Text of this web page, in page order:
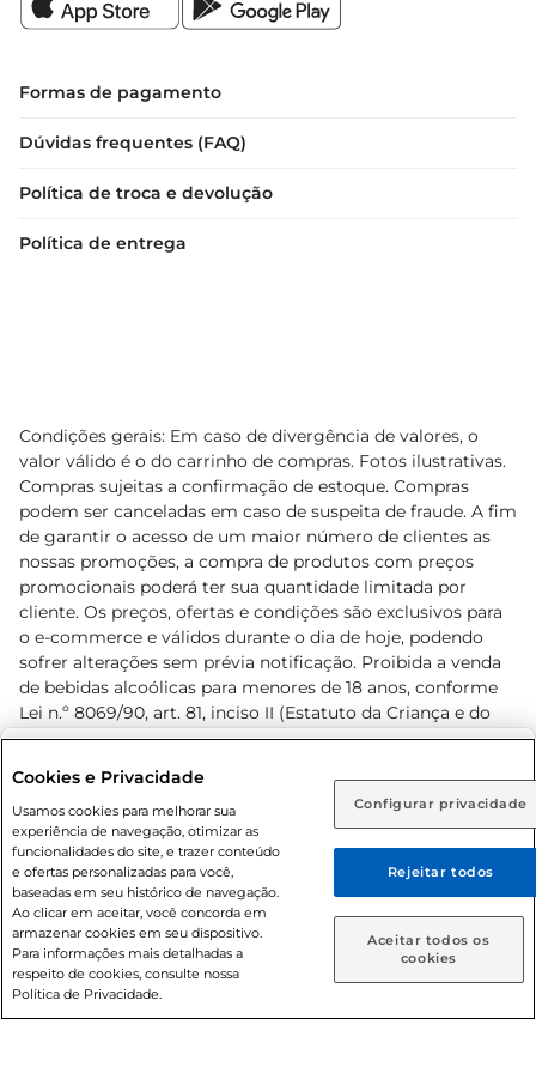
Rio de Janeiro (RJ) Goiás (GO)
Ou
Caso queira comprar online, informe como deseja receber
suas compras:
Entrega em casa Retire em Loja
Formas de pagamento
Dúvidas frequentes (FAQ)
Política de troca e devolução
Política de entrega
Condições gerais: Em caso de divergência de valores, o
valor válido é o do carrinho de compras. Fotos ilustrativas.
Compras sujeitas a confirmação de estoque. Compras
podem ser canceladas em caso de suspeita de fraude. A fim
de garantir o acesso de um maior número de clientes as
nossas promoções, a compra de produtos com preços
promocionais poderá ter sua quantidade limitada por
cliente. Os preços, ofertas e condições são exclusivos para
o e-commerce e válidos durante o dia de hoje, podendo
sofrer alterações sem prévia notificação. Proibida a venda
de bebidas alcoólicas para menores de 18 anos, conforme
Lei n.º 8069/90, art. 81, inciso II (Estatuto da Criança e do
Adolescente). Preços e condições exclusivos para o
prévio. O valor mínimo para as compras on-line é de R$
80,00.
© 2026 Copyright. Todos os direitos
reservados Prezunic.
Cookies e Privacidade
Usamos cookies para melhorar sua
experiência de navegação, otimizar as
funcionalidades do site, e trazer conteúdo
e ofertas personalizadas para você,
baseadas em seu histórico de navegação.
Ao clicar em aceitar, você concorda em
armazenar cookies em seu dispositivo.
Para informações mais detalhadas a
respeito de cookies, consulte nossa
Política de Privacidade.
Configurar privacidade
Rejeitar todos
Aceitar todos os
cookies